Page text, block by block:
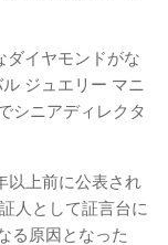
ダイヤモンドがな
ジュエリー マニ
シニアディレクタ
以上前に公表され
人として証言台に
る原因となった